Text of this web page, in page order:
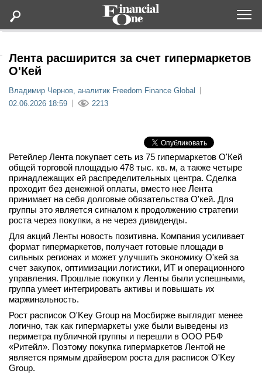
Статьи
Мероприятия
Новости
Интервью
вконтакте
телеграм
Стать автором
Вход
Лента расширится за счет гипермаркетов
О'Кей
Владимир Чернов, аналитик Freedom Finance Global
02.06.2026 18:59
2213
Ретейлер Лента покупает сеть из 75 гипермаркетов О'Кей
общей торговой площадью 478 тыс. кв. м, а также четыре
принадлежащих ей распределительных центра. Сделка
проходит без денежной оплаты, вместо нее Лента
принимает на себя долговые обязательства О'кей. Для
группы это является сигналом к продолжению стратегии
роста через покупки, а не через дивиденды.
Для акций Ленты новость позитивна. Компания усиливает
формат гипермаркетов, получает готовые площади в
сильных регионах и может улучшить экономику О'кей за
счет закупок, оптимизации логистики, ИТ и операционного
управления. Прошлые покупки у Ленты были успешными,
группа умеет интегрировать активы и повышать их
маржинальность.
Рост расписок O'Key Group на Мосбирже выглядит менее
логично, так как гипермаркеты уже были выведены из
периметра публичной группы и перешли в ООО РБФ
«Ритейл». Поэтому покупка гипермаркетов Лентой не
является прямым драйвером роста для расписок O'Key
Group.